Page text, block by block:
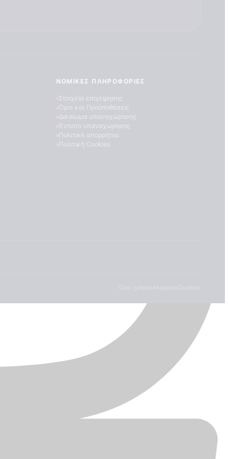
ΝΟΜΙΚΈΣ ΠΛΗΡΟΦΟΡΊΕΣ
Στοιχεία επιχείρησης
Όροι και Προϋποθέσεις
Δικαίωμα υπαναχώρησης
Έντυπο υπαναχώρησης
Πολιτική απορρήτου
Πολιτική Cookies